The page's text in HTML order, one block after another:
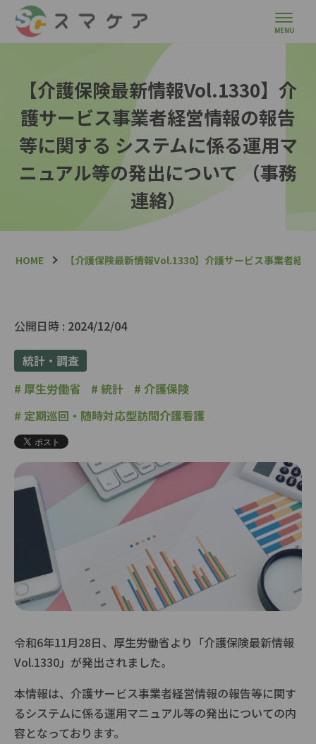
【介護保険最新情報Vol.1330】介
護サービス事業者経営情報の報告
等に関する システムに係る運用マ
ニュアル等の発出について （事務
連絡）
HOME 【介護保険最新情報Vol.1330】介護サービス事業者経
公開日時 : 2024/12/04
統計・調査
# 厚生労働省 # 統計 # 介護保険
# 定期巡回・随時対応型訪問介護看護
令和6年11月28日、厚生労働省より「介護保険最新情報
Vol.1330」が発出されました。
本情報は、介護サービス事業者経営情報の報告等に関す
るシステムに係る運用マニュアル等の発出についての内
容となっております。